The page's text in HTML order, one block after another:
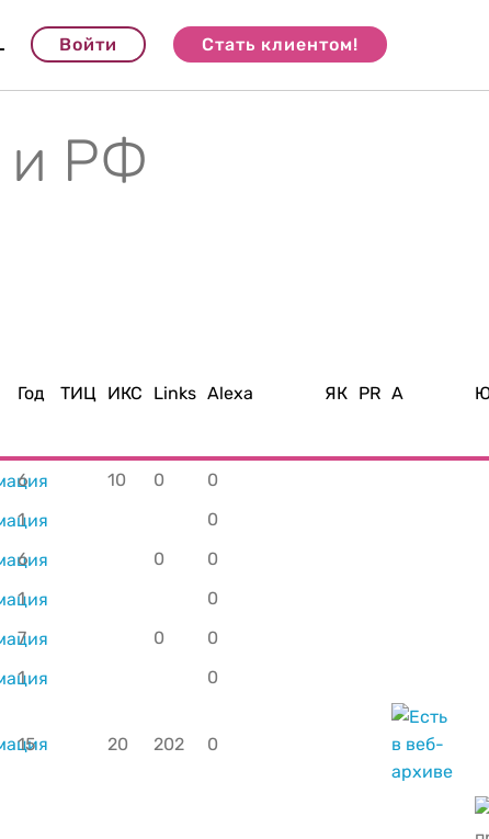
Войти Стать клиентом!
и РФ
Год ТИЦ ИКС Links Alexa ЯК PR A
6 10 0
0
1
0
6 0
0
1
0
7 0
0
1 0
15 20 202 0